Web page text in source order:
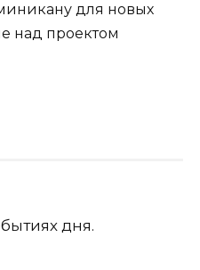
для новых
над проектом
дня.